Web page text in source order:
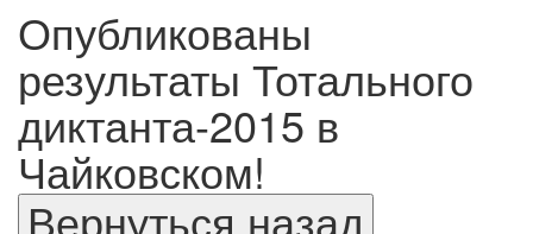
Опубликованы
результаты Тотального
диктанта-2015 в
Чайковском!